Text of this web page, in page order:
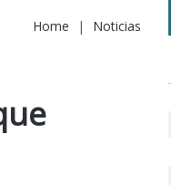
Home | Noticias